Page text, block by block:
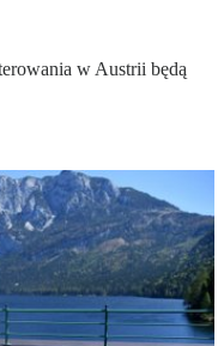
w Austrii będą